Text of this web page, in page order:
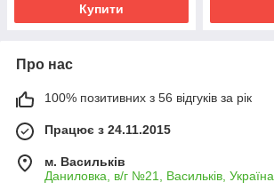
Купити
Про нас
100% позитивних з 56 відгуків за рік
Працює з 24.11.2015
м. Васильків
Даниловка, в/г №21, Васильків, Україна